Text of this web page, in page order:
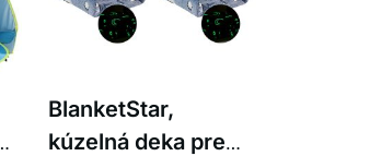
BlanketStar,
kúzelná deka pre